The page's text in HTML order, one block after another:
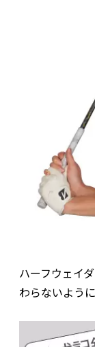
ハーフウェイ
わらないように